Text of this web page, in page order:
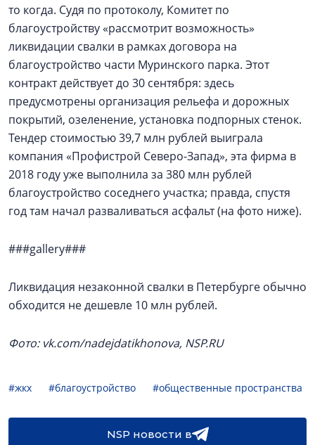
то когда. Судя по протоколу, Комитет по
благоустройству «рассмотрит возможность»
ликвидации свалки в рамках договора на
благоустройство части Муринского парка. Этот
контракт действует до 30 сентября: здесь
предусмотрены организация рельефа и дорожных
покрытий, озеленение, установка подпорных стенок.
Тендер стоимостью 39,7 млн рублей выиграла
компания «Профистрой Северо-Запад», эта фирма в
2018 году уже выполнила за 380 млн рублей
благоустройство соседнего участка; правда, спустя
год там начал разваливаться асфальт (на фото ниже).
###gallery###
Ликвидация незаконной свалки в Петербурге обычно
обходится не дешевле 10 млн рублей.
Фото: vk.com/nadejdatikhonova, NSP.RU
#жкх #благоустройство #общественные пространства
NSP новости в